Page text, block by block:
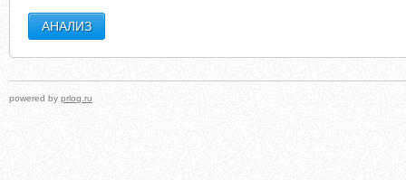
powered by prlog.ru